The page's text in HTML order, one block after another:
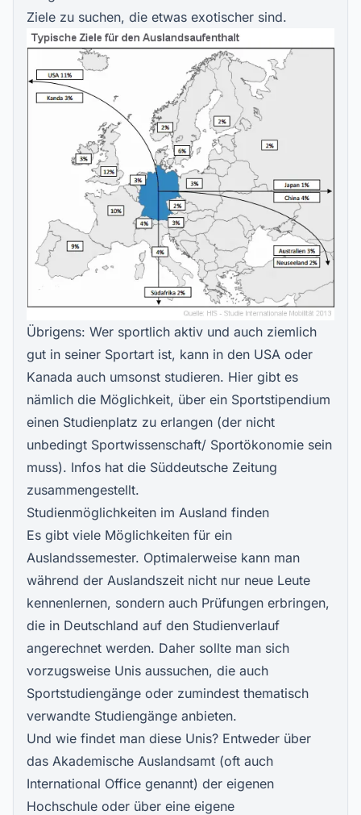
Ziele zu suchen, die etwas exotischer sind.
Übrigens: Wer sportlich aktiv und auch ziemlich
gut in seiner Sportart ist, kann in den USA oder
Kanada auch umsonst studieren. Hier gibt es
nämlich die Möglichkeit, über ein Sportstipendium
einen Studienplatz zu erlangen (der nicht
unbedingt Sportwissenschaft/ Sportökonomie sein
muss). Infos hat die Süddeutsche Zeitung
zusammengestellt.
Studienmöglichkeiten im Ausland finden
Es gibt viele Möglichkeiten für ein
Auslandssemester. Optimalerweise kann man
während der Auslandszeit nicht nur neue Leute
kennenlernen, sondern auch Prüfungen erbringen,
die in Deutschland auf den Studienverlauf
angerechnet werden. Daher sollte man sich
vorzugsweise Unis aussuchen, die auch
Sportstudiengänge oder zumindest thematisch
verwandte Studiengänge anbieten.
Und wie findet man diese Unis? Entweder über
das Akademische Auslandsamt (oft auch
International Office genannt) der eigenen
Hochschule oder über eine eigene